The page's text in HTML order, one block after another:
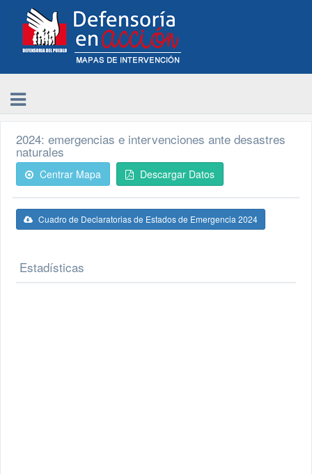
2024: emergencias e intervenciones ante desastres
naturales
Centrar Mapa Descargar Datos
Cuadro de Declaratorias de Estados de Emergencia 2024
Estadísticas